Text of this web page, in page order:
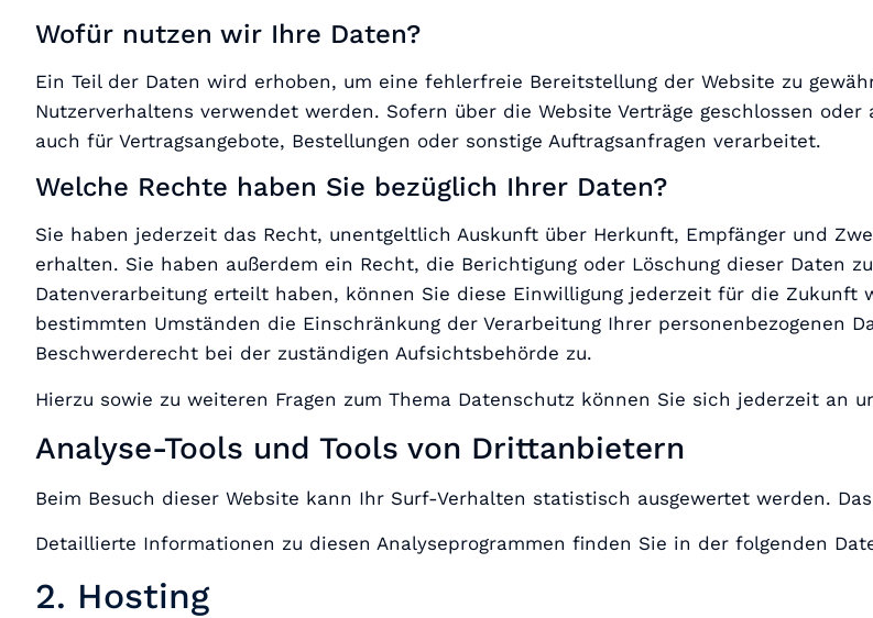
Wofür nutzen wir Ihre Daten?
Ein Teil der Daten wird erhoben, um eine fehlerfreie Bereitstellung der Website zu
Nutzerverhaltens verwendet werden. Sofern über die Website Verträge geschlossen
auch für Vertragsangebote, Bestellungen oder sonstige Auftragsanfragen verarbeitet.
Welche Rechte haben Sie bezüglich Ihrer Daten?
Sie haben jederzeit das Recht, unentgeltlich Auskunft über Herkunft, Empfänger und
erhalten. Sie haben außerdem ein Recht, die Berichtigung oder Löschung dieser Daten
Datenverarbeitung erteilt haben, können Sie diese Einwilligung jederzeit für die Zukunft
bestimmten Umständen die Einschränkung der Verarbeitung Ihrer personenbezogenen
Beschwerderecht bei der zuständigen Aufsichtsbehörde zu.
Hierzu sowie zu weiteren Fragen zum Thema Datenschutz können Sie sich jederzeit an
Analyse-Tools und Tools von Dritt­anbietern
Beim Besuch dieser Website kann Ihr Surf-Verhalten statistisch ausgewertet werden.
Detaillierte Informationen zu diesen Analyseprogrammen finden Sie in der folgenden
2. Hosting